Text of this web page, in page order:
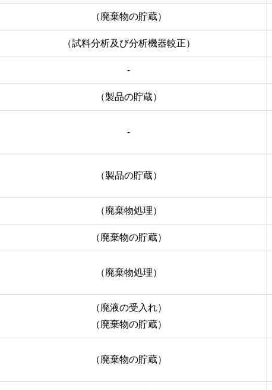
（廃棄物の貯蔵）
（試料分析及び分析機器較正）
-
（製品の貯蔵）
-
（製品の貯蔵）
（廃棄物処理）
（廃棄物の貯蔵）
（廃棄物処理）
（廃液の受入れ）
（廃棄物の貯蔵）
（廃棄物の貯蔵）